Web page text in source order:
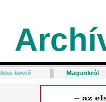
kereső Magunkról |